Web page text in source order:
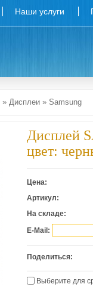
Наши услуги
» Дисплеи » Samsung
Дисплей
цвет:
Цена:
Артикул:
На складе:
E-Mail:
Поделиться:
Выберите для